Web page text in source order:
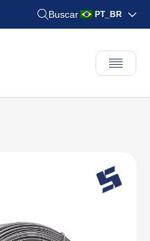
Buscar PT_BR